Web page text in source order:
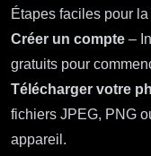
Étapes faciles pour la
Créer un compte –
gratuits pour
Télécharger votre
fichiers JPEG, PNG
appareil.